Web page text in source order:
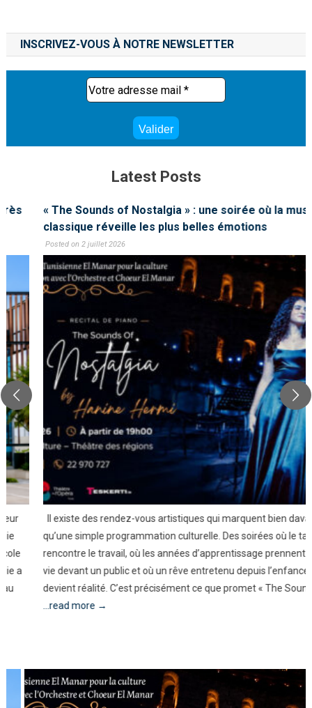
INSCRIVEZ-VOUS À NOTRE NEWSLETTER
Latest Posts
« The Sounds of Nostalgia » : une soirée où la musique
classique réveille les plus belles émotions
Posted on 2 juillet 2026
Il existe des rendez-vous artistiques qui marquent bien davantage
qu’une simple programmation culturelle. Des soirées où le talent
rencontre le travail, où les années d’apprentissage prennent enfin
vie devant un public et où un rêve entretenu depuis l’enfance
devient réalité. C’est précisément ce que promet « The Sounds
...read more →